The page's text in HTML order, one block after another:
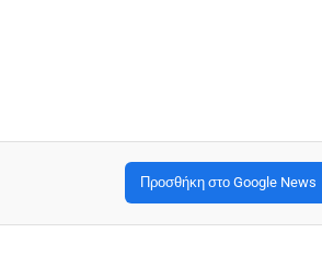
Προσθήκη στο Google News